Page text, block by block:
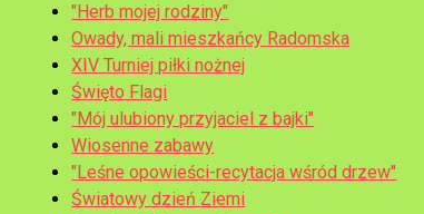
"Herb mojej rodziny"
Owady, mali mieszkańcy Radomska
XIV Turniej piłki nożnej
Święto Flagi
"Mój ulubiony przyjaciel z bajki"
Wiosenne zabawy
"Leśne opowieści-recytacja wśród drzew"
Światowy dzień Ziemi